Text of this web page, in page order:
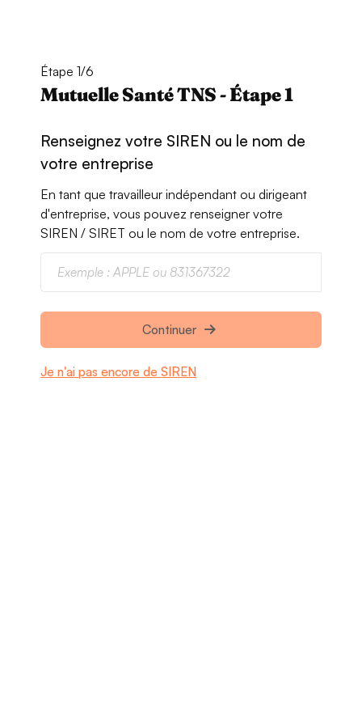
Étape 1/6
Mutuelle Santé TNS - Étape 1
Renseignez votre SIREN ou le nom de
votre entreprise
En tant que travailleur indépendant ou dirigeant
d'entreprise, vous pouvez renseigner votre
SIREN / SIRET ou le nom de votre entreprise.
Continuer
Je n'ai pas encore de SIREN